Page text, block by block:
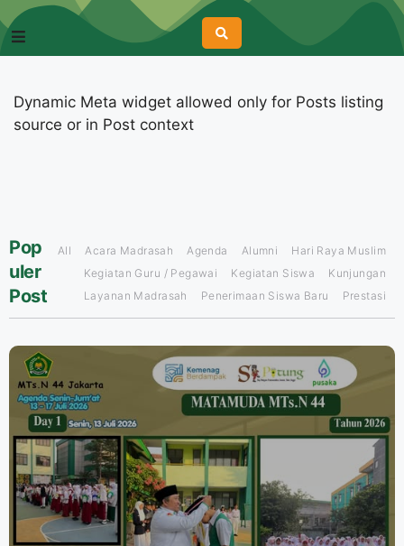
Dynamic Meta widget allowed only for Posts listing
source or in Post context
Pop
uler
Post
All Acara Madrasah Agenda Alumni
Hari Raya Muslim
Kegiatan Guru / Pegawai
Kegiatan Siswa
Kunjungan
Layanan Madrasah
Penerimaan Siswa Baru Prestasi